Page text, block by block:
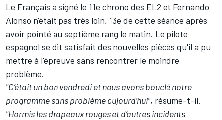
Le Français a signé le 11e chrono des EL2 et Fernando
Alonso n'était pas très loin, 13e de cette séance après
avoir pointé au septième rang le matin. Le pilote
espagnol se dit satisfait des nouvelles pièces qu'il a pu
mettre à l'épreuve sans rencontrer le moindre
problème.
"C’était un bon vendredi et nous avons bouclé notre
programme sans problème aujourd’hui", résume-t-il.
"Hormis les drapeaux rouges et d’autres incidents